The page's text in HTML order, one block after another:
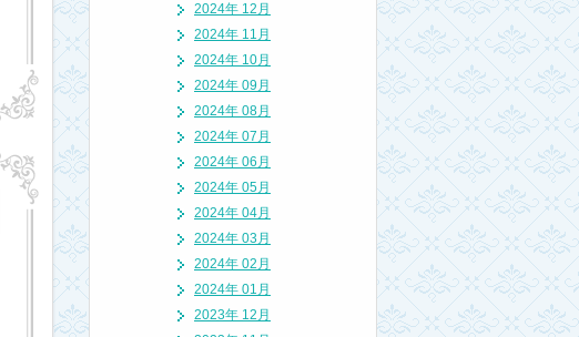
2024年 12月
2024年 11月
2024年 10月
2024年 09月
2024年 08月
2024年 07月
2024年 06月
2024年 05月
2024年 04月
2024年 03月
2024年 02月
2024年 01月
2023年 12月